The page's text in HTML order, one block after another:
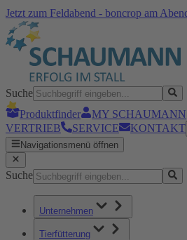
Jetzt zum Feldabend - boncrop am
Suche
Produktfinder
MY SCHAUMANN
VERTRIEB
SERVICE KONTAKT
Navigationsmenü öffnen
Suche
Unternehmen
Tierfütterung